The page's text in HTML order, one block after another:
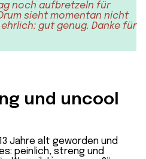
noch aufbretzeln für
sieht momentan nicht
gut genug. Danke für
und uncool
Jahre alt geworden und
peinlich, streng und